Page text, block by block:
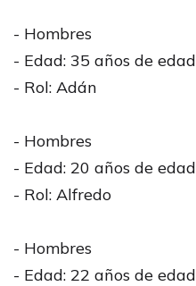
- Hombres
- Edad: 35 años de edad
- Rol: Adán
- Hombres
- Edad: 20 años de edad
- Rol: Alfredo
- Hombres
- Edad: 22 años de edad